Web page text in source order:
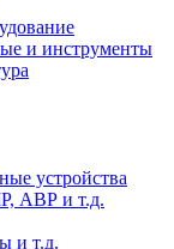
и инструменты
устройства
АВР и т.д.
и т.д.